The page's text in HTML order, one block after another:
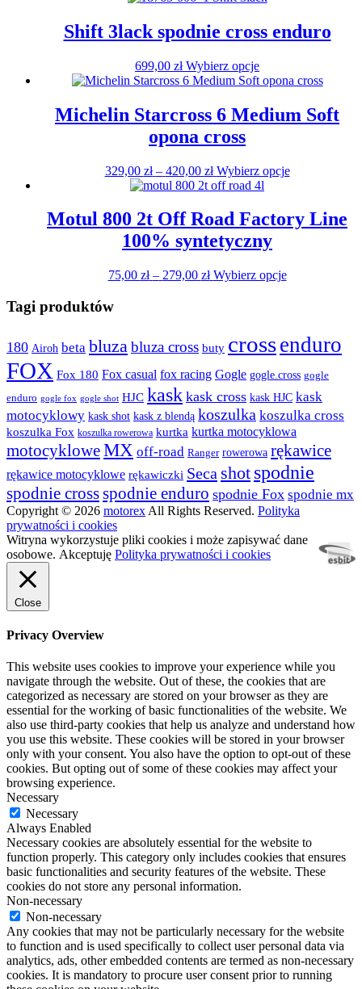
Shift 3lack spodnie cross enduro
699,00 zł Wybierz opcjeTen
produkt
wiele
wariantów.
wybrać
na
stronie
Michelin Starcross 6 Medium Soft
opona cross
329,00 zł – 420,00 złZakres
cen:
329,00 zł
do
420,00 zł
Wybierz opcjeTen
wiele
wariantów.
Motul 800 2t Off Road Factory Line
100% syntetyczny
75,00 zł – 279,00 złZakres
279,00 zł
Wybierz opcjeTen
Opcje
wybrać
na
stronie
produktu
Tagi produktów
180 Airoh beta bluzabluza cross buty crossenduro
FOX Fox 180 Fox casual fox racing Gogle gogle.cross gogle
enduro gogle fox gogle shot HJC kask kask cross kask HJC kask
motocyklowy kask shot kask z blendą koszulka koszulka cross
koszulka Fox koszulka rowerowa kurtka kurtka motocyklowa
motocykloweMX off-road Ranger rowerowa rękawice
rękawice motocyklowe rękawiczki Seca shot spodnie
spodnie crossspodnie enduro spodnie Fox spodnie mx
Copyright © 2026 motorex All Rights Reserved. Polityka
prywatności i cookies
Witryna wykorzystuje pliki cookies i może zapisywać dane
osobowe. Akceptuję Polityka prywatności i cookies
Close
Privacy Overview
This website uses cookies to improve your experience while you
navigate through the website. Out of these, the cookies that are
categorized as necessary are stored on your browser as they are
essential for the working of basic functionalities of the website. We
also use third-party cookies that help us analyze and understand how
you use this website. These cookies will be stored in your browser
only with your consent. You also have the option to opt-out of these
cookies. But opting out of some of these cookies may affect your
browsing experience.
Necessary
Necessary
Always Enabled
Necessary cookies are absolutely essential for the website to
function properly. This category only includes cookies that ensures
basic functionalities and security features of the website. These
cookies do not store any personal information.
Non-necessary
Non-necessary
Any cookies that may not be particularly necessary for the website
to function and is used specifically to collect user personal data via
analytics, ads, other embedded contents are termed as non-necessary
cookies. It is mandatory to procure user consent prior to running